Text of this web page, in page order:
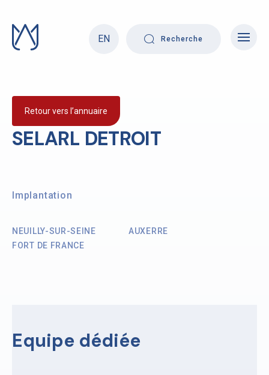
content
EN
Recherche
SELARL DETROIT
Retour vers l’annuaire
Implantation
NEUILLY-SUR-SEINE
AUXERRE
FORT DE FRANCE
Equipe dédiée